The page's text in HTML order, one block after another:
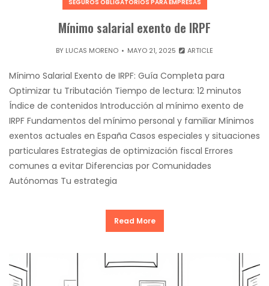
SEGUROS OBLIGATORIOS PARA EMPRESAS
Mínimo salarial exento de IRPF
BY LUCAS MORENO MAYO 21, 2025 ARTICLE
Mínimo Salarial Exento de IRPF: Guía Completa para
Optimizar tu Tributación Tiempo de lectura: 12 minutos
Índice de contenidos Introducción al mínimo exento de
IRPF Fundamentos del mínimo personal y familiar Mínimos
exentos actuales en España Casos especiales y situaciones
particulares Estrategias de optimización fiscal Errores
comunes a evitar Diferencias por Comunidades
Autónomas Tu estrategia
Read More